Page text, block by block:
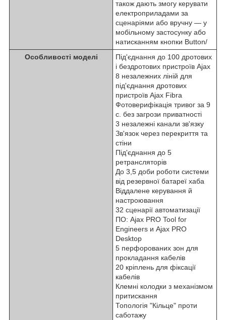
також дають змогу керувати
електроприладами за
сценаріями або вручну — у
мобільному застосунку або
натисканням кнопки Button/
Особливості моделі
Під'єднання до 100 дротових
і бездротових пристроїв Ajax
8 незалежних ліній для
під'єднання дротових
пристроїв Ajax Fibra
Фотоверифікація тривог за 9
с. без загрози приватності
3 незалежні канали зв'язку
Зв'язок через перекриття та
стіни
Під'єднання до 5
ретрансляторів
До 3,5 доби роботи системи
від резервної батареї хаба
Віддалене керування й
настроювання
32 сценарії автоматизації
ПО: Ajax PRO Tool for
Engineers и Ajax PRO
Desktop
5 перфорованих зон для
прокладання кабелів
20 кріплень для фіксації
кабелів
Клемні колодки з механізмом
притискання
Топологія "Кільце" проти
саботажу